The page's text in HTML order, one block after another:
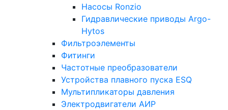
Насосы Ronzio
Гидравлические приводы Argo-
Hytos
Фильтроэлементы
Фитинги
Частотные преобразователи
Устройства плавного пуска ESQ
Мультипликаторы давления
Электродвигатели АИР